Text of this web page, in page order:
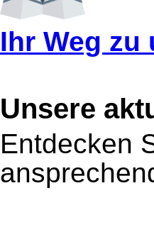
Ihr Weg zu
Unsere
Entdecken